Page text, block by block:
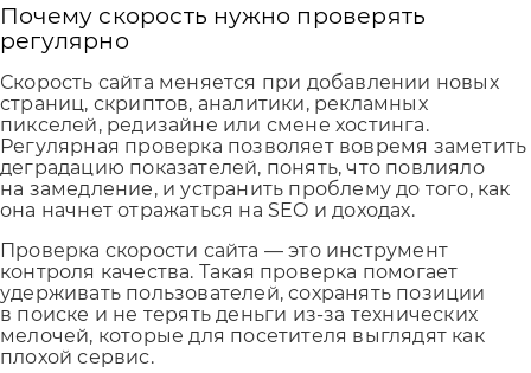
Почему скорость нужно проверять
регулярно
Скорость сайта меняется при добавлении новых
страниц, скриптов, аналитики, рекламных
пикселей, редизайне или смене хостинга.
Регулярная проверка позволяет вовремя заметить
деградацию показателей, понять, что повлияло
на замедление, и устранить проблему до того, как
она начнет отражаться на SEO и доходах.
Проверка скорости сайта — это инструмент
контроля качества. Такая проверка помогает
удерживать пользователей, сохранять позиции
в поиске и не терять деньги из-за технических
мелочей, которые для посетителя выглядят как
плохой сервис.